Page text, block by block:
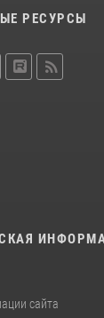
РЕСУРСЫ
сайта